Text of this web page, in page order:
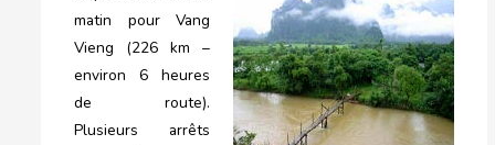
matin pour Vang
Vieng (226 km –
environ 6 heures
de route).
Plusieurs arrêts